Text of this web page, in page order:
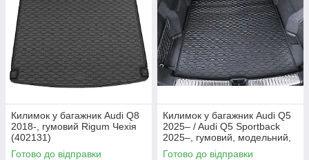
Килимок у багажник Audi Q8
2018-, гумовий Rigum Чехія
(402131)
Готово до відправки
Килимок у багажник Audi Q5
2025– / Audi Q5 Sportback
2025–, гумовий, модельний,
Rigum Чехія (402193)
Готово до відправки